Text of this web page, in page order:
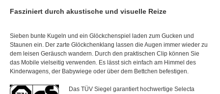
Fasziniert durch akustische und visuelle Reize
Sieben bunte Kugeln und ein Glöckchenspiel laden zum Gucken und
Staunen ein. Der zarte Glöckchenklang lassen die Augen immer wieder zu
dem leisen Geräusch wandern. Durch den praktischen Clip können Sie
das Mobile vielseitig verwenden. Es lässt sich einfach am Himmel des
Kinderwagens, der Babywiege oder über dem Bettchen befestigen.
Das TÜV Siegel garantiert hochwertige Selecta